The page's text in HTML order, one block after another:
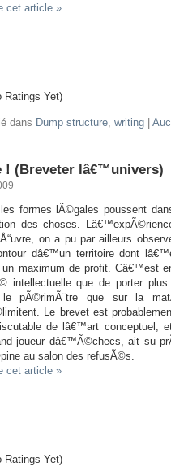
cet article »
Ratings Yet)
dans Dump structure, writing|
! (Breveter lâ€™univers)
formes lÃ©gales poussent
des choses.
on a pu par ailleurs
dâ€™un territoire dont
un maximum de profit. Câ€™est
intellectuelle que de porter
le pÃ©rimÃ¨tre que sur la
Le brevet est
de lâ€™art conceptuel,
joueur dâ€™Ã©checs, ait su
au salon des refusÃ©s.
cet article »
Ratings Yet)